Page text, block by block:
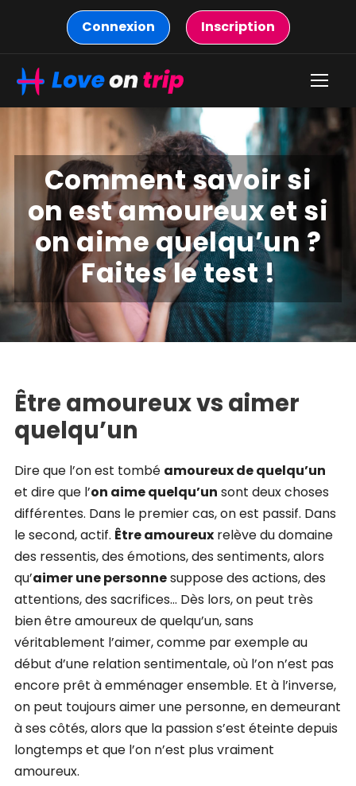
Connexion Inscription
Comment savoir si
on est amoureux et si
on aime quelqu’un ?
Faites le test !
Être amoureux vs aimer
quelqu’un
Dire que l’on est tombé amoureux de quelqu’un
et dire que l’on aime quelqu’un sont deux choses
différentes. Dans le premier cas, on est passif. Dans
le second, actif. Être amoureux relève du domaine
des ressentis, des émotions, des sentiments, alors
qu’aimer une personnesuppose des actions, des
attentions, des sacrifices… Dès lors, on peut très
bien être amoureux de quelqu’un, sans
véritablement l’aimer, comme par exemple au
début d’une relation sentimentale, où l’on n’est pas
encore prêt à emménager ensemble. Et à l’inverse,
on peut toujours aimer une personne, en demeurant
à ses côtés, alors que la passion s’est éteinte depuis
longtemps et que l’on n’est plus vraiment
amoureux.